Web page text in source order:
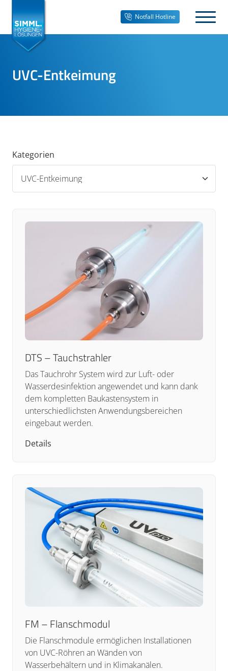
Notfall Hotline
UVC-Entkeimung
Kategorien
DTS – Tauchstrahler
Das Tauchrohr System wird zur Luft- oder
Wasserdesinfektion angewendet und kann dank
dem kompletten Baukastensystem in
unterschiedlichsten Anwendungsbereichen
eingebaut werden.
Details
FM – Flanschmodul
Die Flanschmodule ermöglichen Installationen
von UVC-Röhren an Wänden von
Wasserbehältern und in Klimakanälen.